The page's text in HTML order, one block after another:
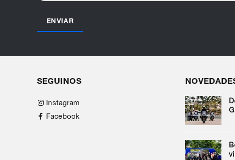
SEGUINOS
Instagram
Facebook